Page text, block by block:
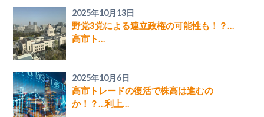
2025年10月13日
野党3党による連立政権の可能性も！？…
高市ト…
2025年10月6日
高市トレードの復活で株高は進むの
か！？…利上…